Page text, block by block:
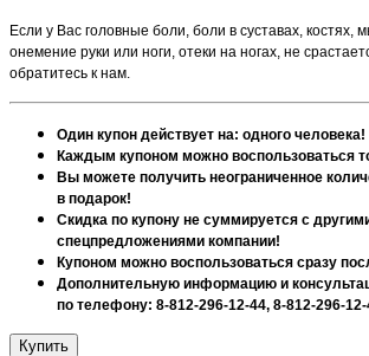
Если у Вас головные боли, боли в суставах, костях,
онемение руки или ноги, отеки на ногах, не
обратитесь к нам.
Один купон действует на: одного человека!
Каждым купоном можно воспользоваться
Вы можете получить неограниченное
в подарок!
Скидка по купону не суммируется с
спецпредложениями компании!
Купоном можно воспользоваться сразу
Дополнительную информацию и
по телефону: 8-812-296-12-44, 8-812-296-